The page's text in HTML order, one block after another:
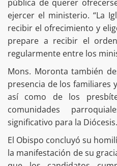
pública de querer
ejercer el ministerio. “La
recibir el ofrecimiento y
prepare a recibir el
regularmente entre los
Mons. Moronta también
presencia de los familiares
así como de los
comunidades
significativo para la Diócesis.
El Obispo concluyó su
la manifestación de su